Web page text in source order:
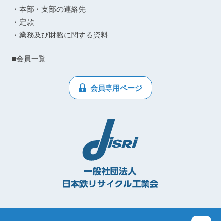
・本部・支部の連絡先
・定款
・業務及び財務に関する資料
■会員一覧
会員専用ページ